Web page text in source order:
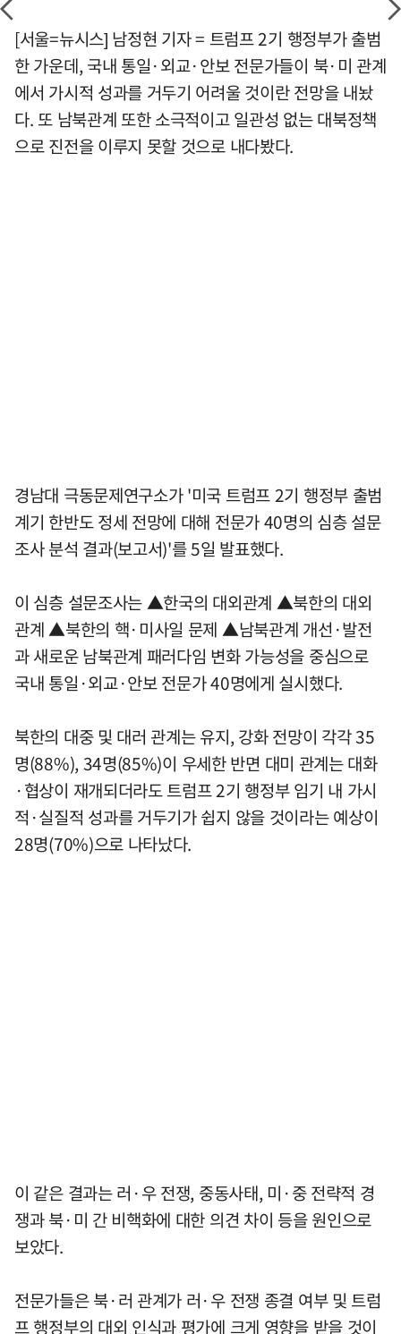
[서울=뉴시스] 남정현 기자 = 트럼프 2기 행정부가 출범
한 가운데, 국내 통일·외교·안보 전문가들이 북·미 관계
에서 가시적 성과를 거두기 어려울 것이란 전망을 내놨
다. 또 남북관계 또한 소극적이고 일관성 없는 대북정책
으로 진전을 이루지 못할 것으로 내다봤다.
경남대 극동문제연구소가 '미국 트럼프 2기 행정부 출범
계기 한반도 정세 전망에 대해 전문가 40명의 심층 설문
조사 분석 결과(보고서)'를 5일 발표했다.
이 심층 설문조사는 ▲한국의 대외관계 ▲북한의 대외
관계 ▲북한의 핵·미사일 문제 ▲남북관계 개선·발전
과 새로운 남북관계 패러다임 변화 가능성을 중심으로
국내 통일·외교·안보 전문가 40명에게 실시했다.
북한의 대중 및 대러 관계는 유지, 강화 전망이 각각 35
명(88%), 34명(85%)이 우세한 반면 대미 관계는 대화
·협상이 재개되더라도 트럼프 2기 행정부 임기 내 가시
적·실질적 성과를 거두기가 쉽지 않을 것이라는 예상이
28명(70%)으로 나타났다.
이 같은 결과는 러·우 전쟁, 중동사태, 미·중 전략적 경
쟁과 북·미 간 비핵화에 대한 의견 차이 등을 원인으로
보았다.
전문가들은 북·러 관계가 러·우 전쟁 종결 여부 및 트럼
프 행정부의 대외 인식과 평가에 크게 영향을 받을 것이